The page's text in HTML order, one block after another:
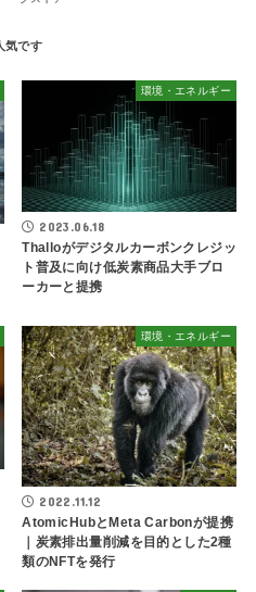
環境・エネルギー
2023.06.18
Thalloがデジタルカーボンクレジッ
ト普及に向け低炭素商品大手ブロ
ーカーと提携
環境・エネルギー
2022.11.12
AtomicHubとMeta Carbonが提携
｜炭素排出量削減を目的とした2種
類のNFTを発行